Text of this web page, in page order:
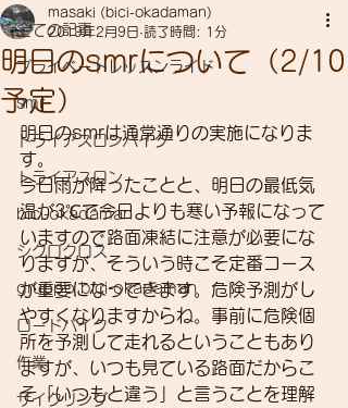
全ての記事
プライベートレッスンライド
smr
トライアスロンバイク
トライアスロン
bici-okadaman
シクロクロス
gruppo bici-okadaman
ロードバイク
作業
サイクリング
明日のsmrについて（2/10
予定）
masaki (bici-okadaman)
2019年2月9日 読了時間: 1分
明日のsmrは通常通りの実施になりま
す。
今日雨が降ったことと、明日の最低気
温が3℃で今日よりも寒い予報になって
いますので路面凍結に注意が必要にな
りますが、そういう時こそ定番コース
が重要になってきます。危険予測がし
やすくなりますからね。事前に危険個
所を予測して走れるということもあり
ますが、いつも見ている路面だからこ
そ「いつもと違う」と言うことを理解